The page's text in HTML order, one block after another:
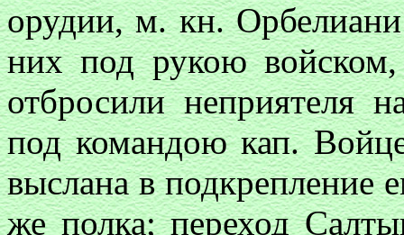
орудии, м. кн.
них под рукою войском,
отбросили неприятеля
под командою кап.
выслана в подкрепление
же полка; переход